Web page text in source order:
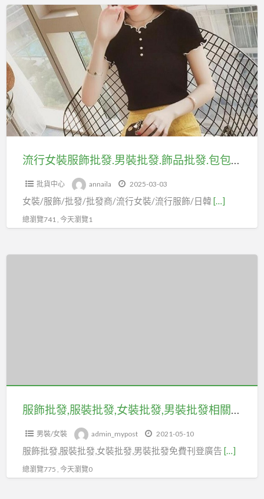
流
行
女
裝
服
飾
批
發.
男
數
流行女裝服飾批發.男裝批發.飾品批發.包包批發.生活百貨批發.不限件數一件起批
批貨中心 annaila 2025-03-03
女裝/服飾/批發/批發商/流行女裝/流行服飾/日韓 […]
總瀏覽741 , 今天瀏覽1
女
服飾批發,服裝批發,女裝批發,男裝批發相關可免費刊登廣告在coolbuy.com.tw
男裝/女裝 admin_mypost 2021-05-10
服飾批發,服裝批發,女裝批發,男裝批發免費刊登廣告 […]
總瀏覽775 , 今天瀏覽0